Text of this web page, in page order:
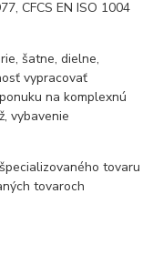
CFCS EN ISO 1004
šatne, dielne,
vypracovať
na komplexnú
vybavenie
tovaru
tovaroch